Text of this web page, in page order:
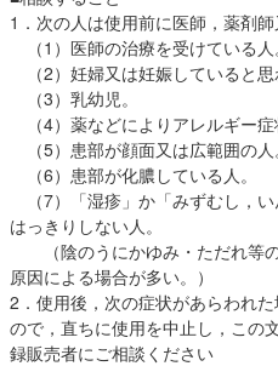
1．次の人は使用前に医師，薬剤
（1）医師の治療を受けている人
（2）妊婦又は妊娠していると思
（3）乳幼児。
（4）薬などによりアレルギー症
（5）患部が顔面又は広範囲の人
（6）患部が化膿している人。
（7）「湿疹」か「みずむし，
はっきりしない人。
（陰のうにかゆみ・ただれ等
原因による場合が多い。）
2．使用後，次の症状があらわれ
ので，直ちに使用を中止し，この
録販売者にご相談ください